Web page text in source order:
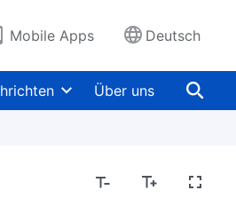
Mobile Apps Deutsch
Über uns